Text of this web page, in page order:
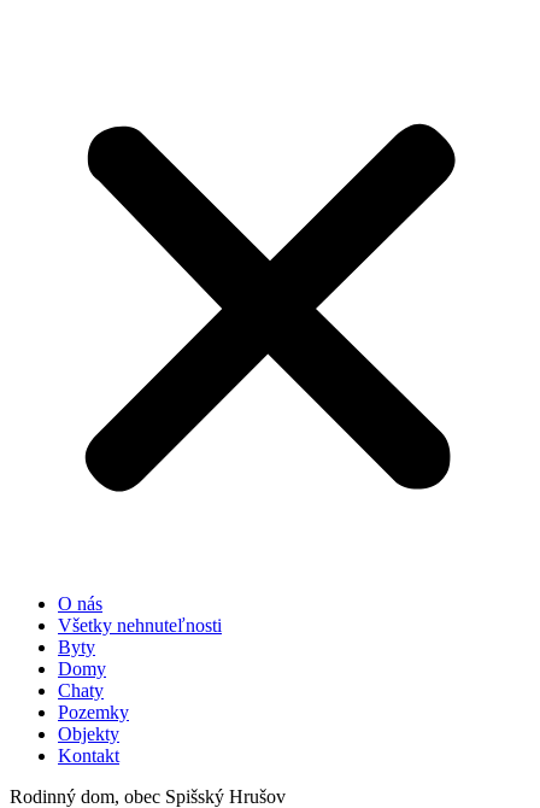
O nás
Všetky nehnuteľnosti
Byty
Domy
Chaty
Pozemky
Objekty
Kontakt
Rodinný dom, obec Spišský Hrušov